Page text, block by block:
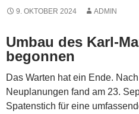
9. OKTOBER 2024 ADMIN
Umbau des Karl-
begonnen
Das Warten hat ein Ende.
Neuplanungen fand am 23.
Spatenstich für eine